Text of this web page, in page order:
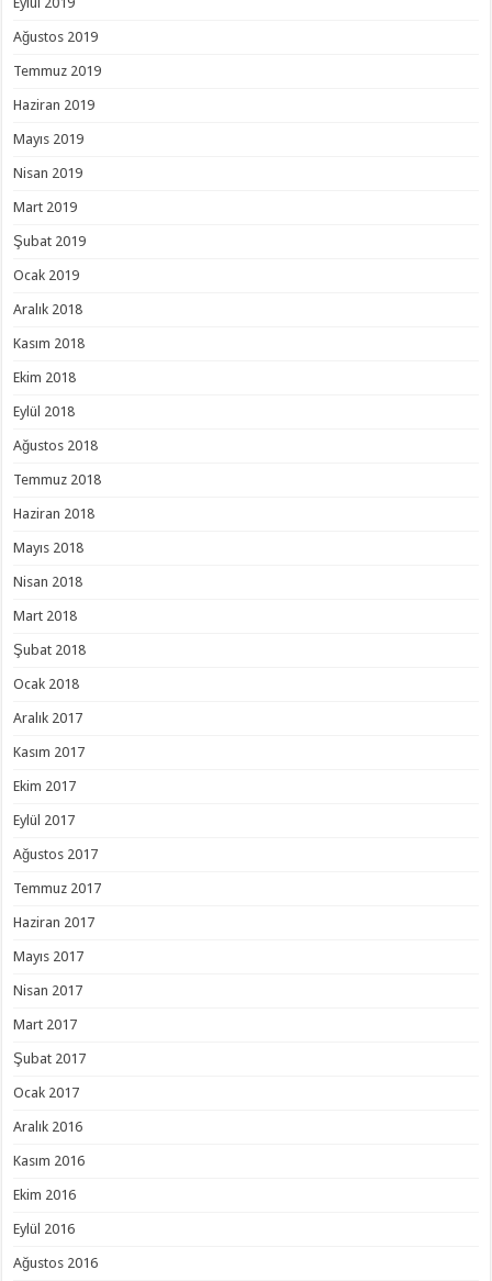
Ağustos 2019
Temmuz 2019
Haziran 2019
Mayıs 2019
Nisan 2019
Mart 2019
Şubat 2019
Ocak 2019
Aralık 2018
Kasım 2018
Ekim 2018
Eylül 2018
Ağustos 2018
Temmuz 2018
Haziran 2018
Mayıs 2018
Nisan 2018
Mart 2018
Şubat 2018
Ocak 2018
Aralık 2017
Kasım 2017
Ekim 2017
Eylül 2017
Ağustos 2017
Temmuz 2017
Haziran 2017
Mayıs 2017
Nisan 2017
Mart 2017
Şubat 2017
Ocak 2017
Aralık 2016
Kasım 2016
Ekim 2016
Eylül 2016
Ağustos 2016